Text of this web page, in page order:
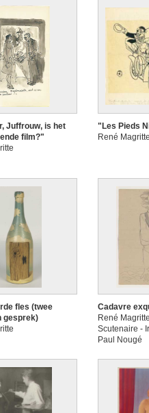
Juffrouw, is het
film?"
"Les Pieds
René Magritte
fles (twee
gesprek)
Cadavre
René
Scutenaire -
Paul Nougé